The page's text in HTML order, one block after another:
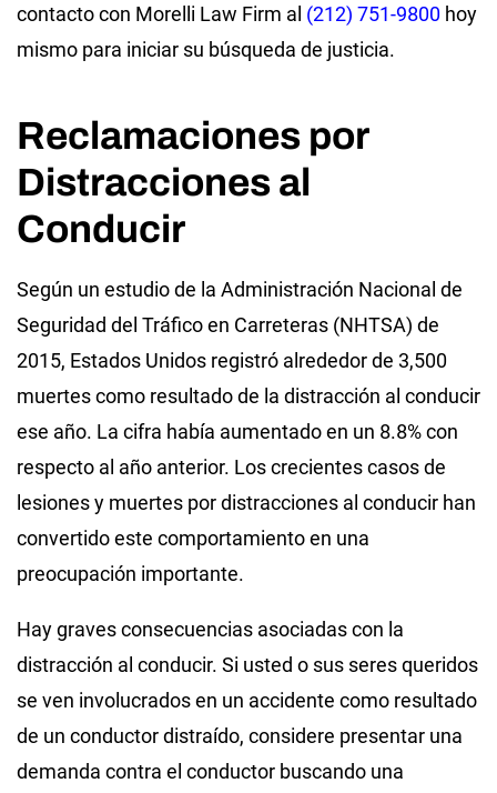
contacto con Morelli Law Firm al (212) 751-9800 hoy
mismo para iniciar su búsqueda de justicia.
Reclamaciones por
Distracciones al
Conducir
Según un estudio de la Administración Nacional de
Seguridad del Tráfico en Carreteras (NHTSA) de
2015, Estados Unidos registró alrededor de 3,500
muertes como resultado de la distracción al conducir
ese año. La cifra había aumentado en un 8.8% con
respecto al año anterior. Los crecientes casos de
lesiones y muertes por distracciones al conducir han
convertido este comportamiento en una
preocupación importante.
Hay graves consecuencias asociadas con la
distracción al conducir. Si usted o sus seres queridos
se ven involucrados en un accidente como resultado
de un conductor distraído, considere presentar una
demanda contra el conductor buscando una